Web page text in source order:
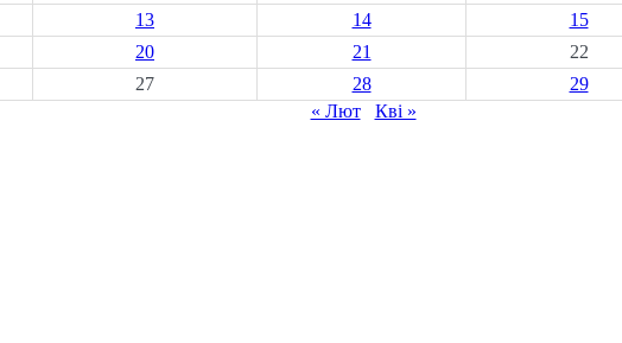
13 14 15
20 21 22
27 28 29
« Лют
Кві »